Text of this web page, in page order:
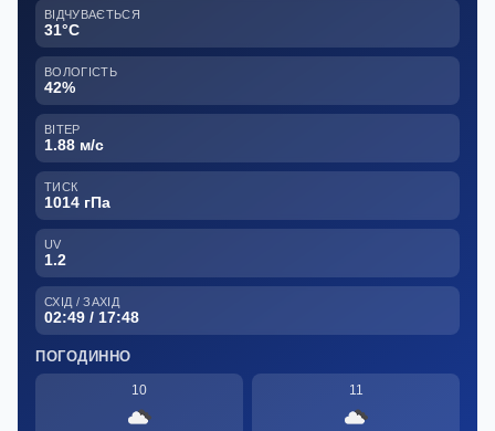
ВІДЧУВАЄТЬСЯ
31°C
ВОЛОГІСТЬ
42%
ВІТЕР
1.88 м/с
ТИСК
1014 гПа
UV
1.2
СХІД / ЗАХІД
02:49 / 17:48
ПОГОДИННО
10 11